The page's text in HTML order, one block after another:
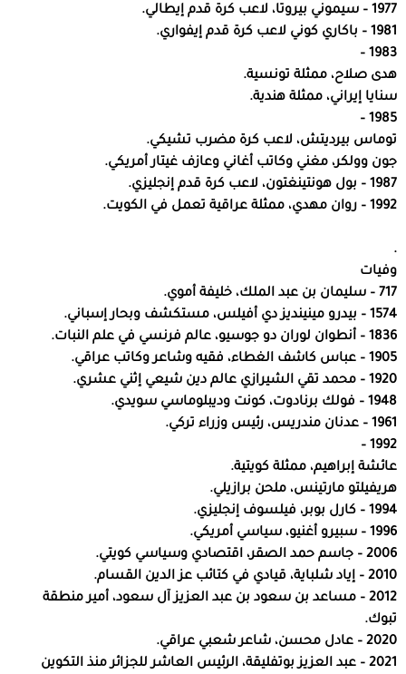
1977 – سيموني بيروتا، لاعب كرة قدم إيطالي.
1981 – باكاري كوني لاعب كرة قدم إيفواري.
1983 –
هدى صلاح، ممثلة تونسية.
سنايا إيراني، ممثلة هندية.
1985 –
توماس بيرديتش، لاعب كرة مضرب تشيكي.
جون وولكر، مغني وكاتب أغاني وعازف غيتار أمريكي.
1987 – بول هونتينغتون، لاعب كرة قدم إنجليزي.
1992 – روان مهدي، ممثلة عراقية تعمل في الكويت.
.
وفيات
717 – سليمان بن عبد الملك، خليفة أموي.
1574 – بيدرو مينينديز دي أفيلس، مستكشف وبحار إسباني.
1836 – أنطوان لوران دو جوسيو، عالم فرنسي في علم النبات.
1905 – عباس كاشف الغطاء، فقيه وشاعر وكاتب عراقي.
1920 – محمد تقي الشيرازي عالم دين شيعي إثني عشري.
1948 – فولك برنادوت، كونت وديبلوماسي سويدي.
1961 – عدنان مندريس، رئيس وزراء تركي.
1992 –
عائشة إبراهيم، ممثلة كويتية.
هريفيلتو مارتينس، ملحن برازيلي.
1994 – كارل بوبر، فيلسوف إنجليزي.
1996 – سبيرو أغنيو، سياسي أمريكي.
2006 – جاسم حمد الصقر، اقتصادي وسياسي كويتي.
2010 – إياد شلباية، قيادي في كتائب عز الدين القسام.
2012 – مساعد بن سعود بن عبد العزيز آل سعود، أمير منطقة
تبوك.
2020 – عادل محسن، شاعر شعبي عراقي.
2021 – عبد العزيز بوتفليقة، الرئيس العاشر للجزائر منذ التكوين